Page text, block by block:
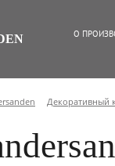
О
Декоративный